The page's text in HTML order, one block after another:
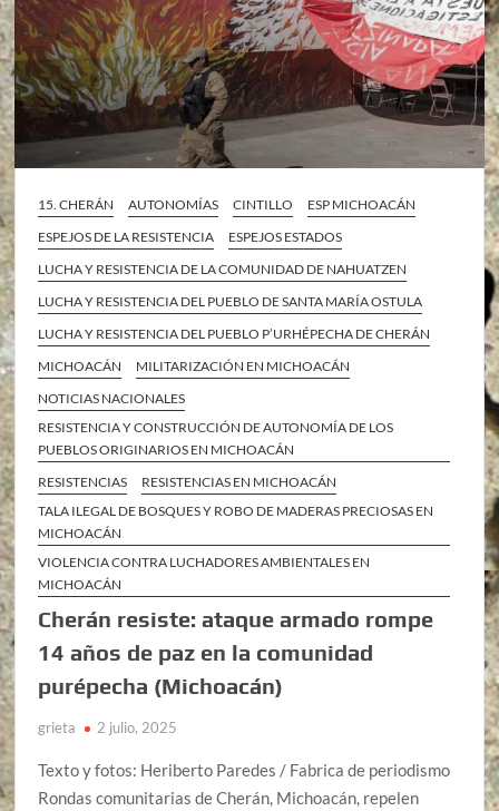
15. CHERÁN AUTONOMÍAS CINTILLO
ESP MICHOACÁN
ESPEJOS DE LA RESISTENCIA
ESPEJOS ESTADOS
LUCHA Y RESISTENCIA DE LA COMUNIDAD DE NAHUATZEN
LUCHA Y RESISTENCIA DEL PUEBLO DE SANTA MARÍA OSTULA
LUCHA Y RESISTENCIA DEL PUEBLO P’URHÉPECHA DE CHERÁN
MICHOACÁN
MILITARIZACIÓN EN MICHOACÁN
NOTICIAS NACIONALES
RESISTENCIA Y CONSTRUCCIÓN DE AUTONOMÍA DE LOS
PUEBLOS ORIGINARIOS EN MICHOACÁN
RESISTENCIAS
RESISTENCIAS EN MICHOACÁN
TALA ILEGAL DE BOSQUES Y ROBO DE MADERAS PRECIOSAS EN
MICHOACÁN
VIOLENCIA CONTRA LUCHADORES AMBIENTALES EN
MICHOACÁN
Cherán resiste: ataque armado rompe
14 años de paz en la comunidad
purépecha (Michoacán)
grieta 2 julio, 2025
Texto y fotos: Heriberto Paredes / Fabrica de periodismo
Rondas comunitarias de Cherán, Michoacán, repelen